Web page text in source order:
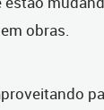
obras.